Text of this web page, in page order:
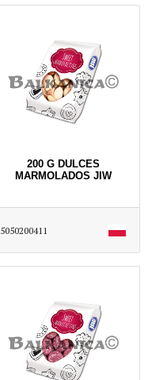
200 G DULCES
MARMOLADOS JIW
5050200411